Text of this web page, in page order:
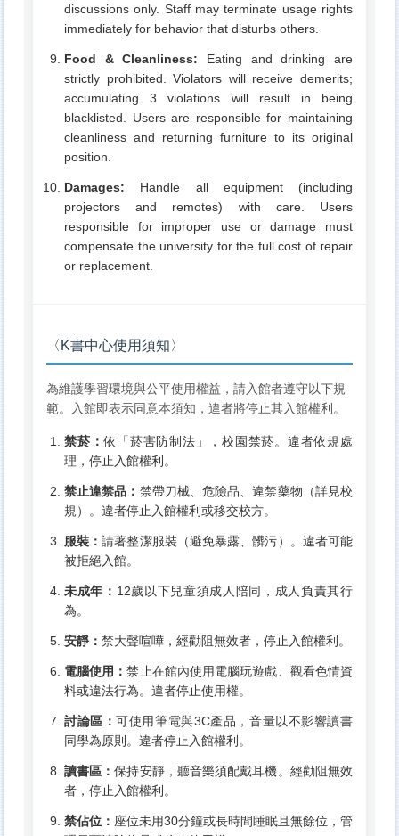
discussions only. Staff may terminate usage rights
immediately for behavior that disturbs others.
Food & Cleanliness: Eating and drinking are
strictly prohibited. Violators will receive demerits;
accumulating 3 violations will result in being
blacklisted. Users are responsible for maintaining
cleanliness and returning furniture to its original
position.
Damages: Handle all equipment (including
projectors and remotes) with care. Users
responsible for improper use or damage must
compensate the university for the full cost of repair
or replacement.
〈K書中心使用須知〉
為維護學習環境與公平使用權益，請入館者遵守以下規
範。入館即表示同意本須知，違者將停止其入館權利。
禁菸：依「菸害防制法」，校園禁菸。違者依規處
理，停止入館權利。
禁止違禁品： 禁帶刀械、危險品、違禁藥物（詳見校
規）。違者停止入館權利或移交校方。
服裝：請著整潔服裝（避免暴露、髒污）。違者可能
被拒絕入館。
未成年： 12歲以下兒童須成人陪同，成人負責其行
為。
安靜： 禁大聲喧嘩，經勸阻無效者，停止入館權利。
電腦使用：禁止在館內使用電腦玩遊戲、觀看色情資
料或違法行為。違者停止使用權。
討論區：可使用筆電與3C產品，音量以不影響讀書
同學為原則。違者停止入館權利。
讀書區：保持安靜，聽音樂須配戴耳機。經勸阻無效
者，停止入館權利。
禁佔位： 座位未用30分鐘或長時間睡眠且無餘位，管